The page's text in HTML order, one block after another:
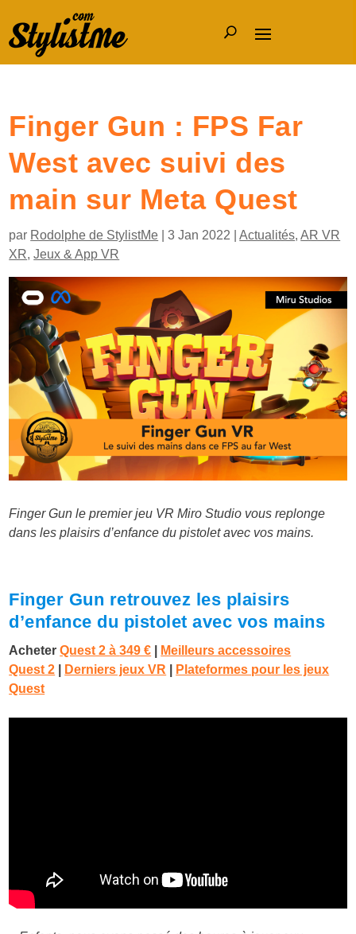
Finger Gun : FPS Far
West avec suivi des
main sur Meta Quest
par Rodolphe de StylistMe |3 Jan 2022 |Actualités,AR VR
XR,Jeux & App VR
Finger Gun le premier jeu VR Miro Studio vous replonge
dans les plaisirs d’enfance du pistolet avec vos mains.
Finger Gun retrouvez les plaisirs
d’enfance du pistolet avec vos mains
Acheter Quest 2 à349 €
Meilleurs accessoires
Quest 2
Derniers jeux VR
Plateformes pour les jeux
Quest